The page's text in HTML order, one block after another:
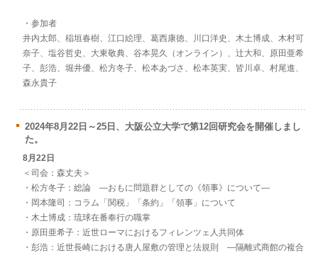
・参加者
井内太郎、稲垣春樹、江口絵理、葛西康徳、川口洋史、木土博成、木村可
奈子、塩谷哲史、大東敬典、谷本晃久（オンライン）、辻大和、原田亜希
子、彭浩、堀井優、松方冬子、松本あづさ、松本英実、皆川卓、村尾進、
森永貴子
2024年8月22日～25日、大阪公立大学で第12回研究会を開催しまし
た。
8月22日
＜司会：森丈夫＞
・松方冬子：総論 ―おもに問題群としての《領事》について―
・岡本隆司：コラム「関税」「条約」「領事」について
・木土博成：琉球在番奉行の職掌
・原田亜希子：近世ローマにおけるフィレンツェ人共同体
・彭浩：近世長崎における唐人屋敷の管理と法規則 ―隔離式商館の複合